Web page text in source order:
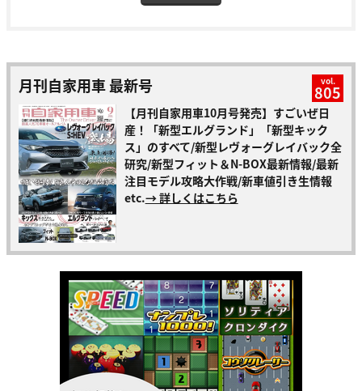
月刊自家用車 最新号 vol.
805
【月刊自家用車10月号発売】すごいぜ日
産！「新型エルグランド」「新型キック
ス」のすべて/新型レヴォーグレイバック全
研究/新型フィット＆N-BOX最新情報/最新
注目モデル攻略大作戦/新車値引き生情報
etc.→ 詳しくはこちら